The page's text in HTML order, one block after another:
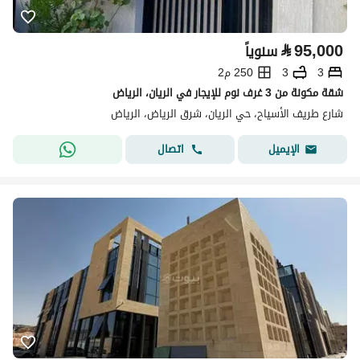
⃁95,000 سنوياً
3
3
250 م2
شقة مكونة من 3 غرف نوم للإيجار في الريان، الرياض
شارع طريف الأسياح، حي الريان، شرق الرياض، الرياض
الإيميل
اتصال